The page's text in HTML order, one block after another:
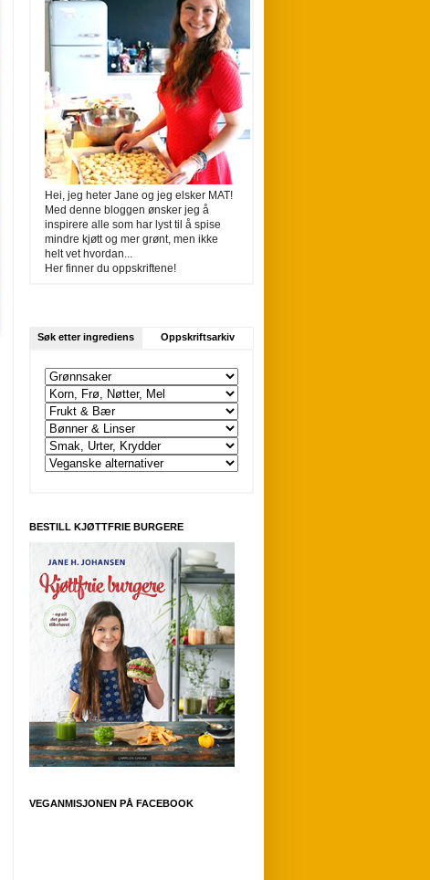
Hei, jeg heter Jane og jeg elsker MAT!
Med denne bloggen ønsker jeg å
inspirere alle som har lyst til å spise
mindre kjøtt og mer grønt, men ikke
helt vet hvordan...
Her finner du oppskriftene!
Søk etter ingrediens Oppskriftsarkiv
BESTILL KJØTTFRIE BURGERE
VEGANMISJONEN PÅ FACEBOOK